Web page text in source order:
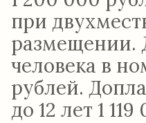
при
размещении.
человека в
рублей.
до 12 лет 1